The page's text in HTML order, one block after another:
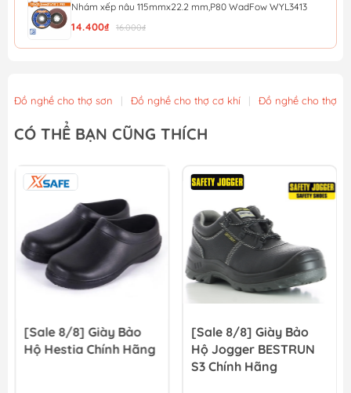
Nhám xếp nâu 115mmx22.2 mm,P80 WadFow WYL3413
14.400₫ 16.000₫
Đá mài kim loại 115x6x22.2mm WadFow WAC1347
13.500₫
Nhám xếp P40 - 100mm Total TAC6310040
13.500₫ 15.000₫
Đồ nghề cho thợ sơn | Đồ nghề cho thợ cơ khí | Đồ nghề cho thợ
CÓ THỂ BẠN CŨNG THÍCH
[Sale 8/8] Giày Bảo
Hộ Hestia Chính Hãng
[Sale 8/8] Giày Bảo
Hộ Jogger BESTRUN
S3 Chính Hãng